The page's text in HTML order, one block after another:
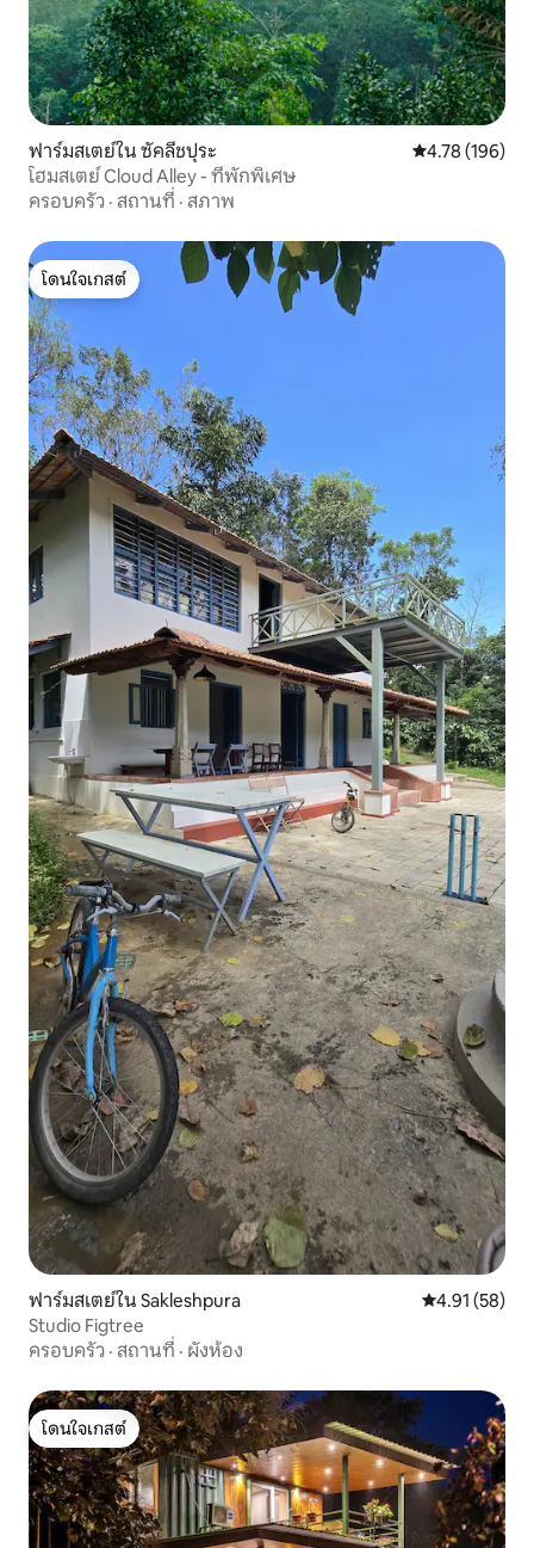
ฟาร์มสเตย์ใน ซัคลีชปุระ คะแนนเฉลี่ย
4.78 (196)
โฮมสเตย์ Cloud Alley - ที่พักพิเศษ
ครอบครัว · สถานที่ · สภาพ
โดนใจเกสต์
โดนใจเกสต์
ฟาร์มสเตย์ใน Sakleshpura คะแนนเฉลี่ย
4.91 (58)
Studio Figtree
ครอบครัว · สถานที่ · ผังห้อง
โดนใจเกสต์
โดนใจเกสต์